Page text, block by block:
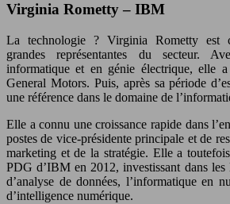
Virginia Rometty – IBM
La technologie ? Virginia Rometty est
grandes représentantes du secteur.
informatique et en génie électrique, elle
General Motors. Puis, après sa période
une référence dans le domaine de
Elle a connu une croissance rapide dans
postes de vice-présidente principale et de
marketing et de la stratégie. Elle a
PDG d’IBM en 2012, investissant dans les
d’analyse de données, l’informatique en
d’intelligence numérique.